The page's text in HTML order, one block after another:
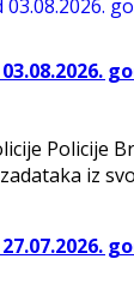
Policije
iz